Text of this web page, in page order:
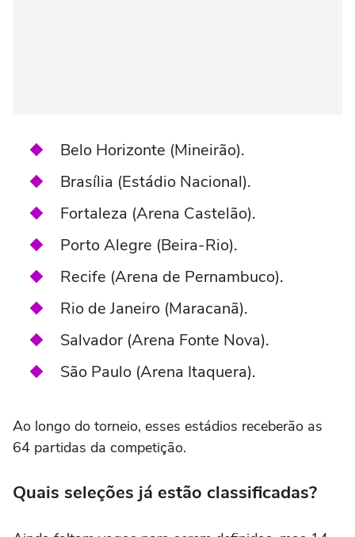
Belo Horizonte (Mineirão).
Brasília (Estádio Nacional).
Fortaleza (Arena Castelão).
Porto Alegre (Beira-Rio).
Recife (Arena de Pernambuco).
Rio de Janeiro (Maracanã).
Salvador (Arena Fonte Nova).
São Paulo (Arena Itaquera).
Ao longo do torneio, esses estádios receberão as
64 partidas da competição.
Quais seleções já estão classificadas?